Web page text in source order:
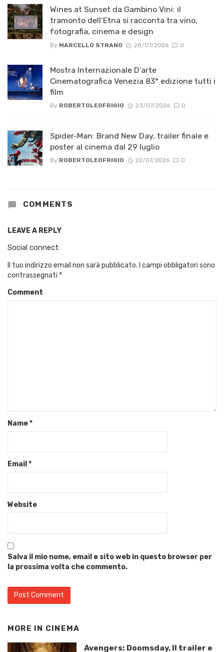
Wines at Sunset da Gambino Vini: il
tramonto dell’Etna si racconta tra vino,
fotografia, cinema e design
By MARCELLO STRANO 28/07/2026 0
Mostra Internazionale D’arte
Cinematografica Venezia 83° edizione tutti i
film
By ROBERTOLEOFRIGIO 23/07/2026 0
Spider-Man: Brand New Day, trailer finale e
poster al cinema dal 29 luglio
By ROBERTOLEOFRIGIO 22/07/2026 0
COMMENTS
LEAVE A REPLY
Social connect:
Il tuo indirizzo email non sarà pubblicato. I campi obbligatori sono
contrassegnati *
Comment
Name*
Email *
Website
Salva il mio nome, email e sito web in questo browser per
la prossima volta che commento.
MORE IN CINEMA
Avengers: Doomsday, Il trailer e